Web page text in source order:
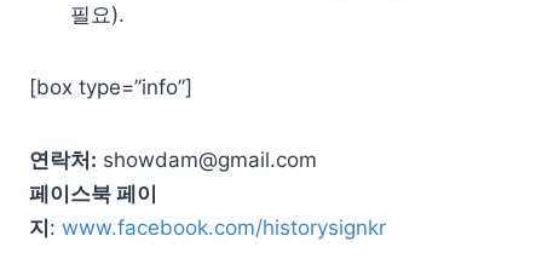
필요).
[box type=”info”]
연락처: showdam@gmail.com
페이스북 페이
지: www.facebook.com/historysignkr